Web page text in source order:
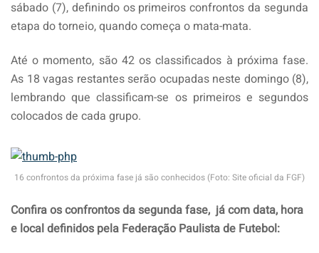
sábado (7), definindo os primeiros confrontos da segunda
etapa do torneio, quando começa o mata-mata.
Até o momento, são 42 os classificados à próxima fase.
As 18 vagas restantes serão ocupadas neste domingo (8),
lembrando que classificam-se os primeiros e segundos
colocados de cada grupo.
16 confrontos da próxima fase já são conhecidos (Foto: Site oficial da FGF)
Confira os confrontos da segunda fase, já com data, hora
e local definidos pela Federação Paulista de Futebol: